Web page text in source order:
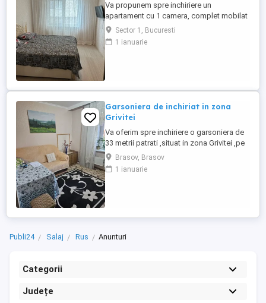
Va propunem spre inchiriere un
apartament cu 1 camera, complet mobilat
si utilat in zona Pajura. Apartamentul are o
suprafata de 38 mp si se afla la ETAJUL 3.
Bucataria este mobilata si utilata complet
Sector 1, Bucuresti
1 ianuarie
Garsoniera de inchiriat in zona
Grivitei
Va oferim spre inchiriere o garsoniera de
33 metrii patrati ,situat in zona Grivitei ,pe
strada Aurel Vlaicu etaj 3 . Mobilata
complet. Zona foarte buna, aproape de
statii de autobuz, scoli, magazine, Gara,
Brasov, Brasov
1 ianuarie
Publi24 Salaj Rus Anunturi
Categorii
Județe